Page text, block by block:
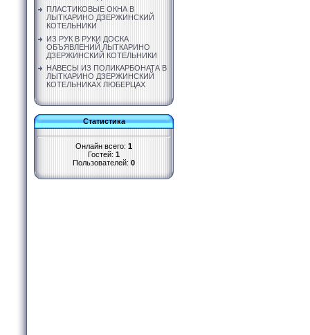
ПЛАСТИКОВЫЕ ОКНА В
ЛЫТКАРИНО ДЗЕРЖИНСКИЙ
КОТЕЛЬНИКИ
ИЗ РУК В РУКИ ДОСКА
ОБЪЯВЛЕНИЙ ЛЫТКАРИНО
ДЗЕРЖИНСКИЙ КОТЕЛЬНИКИ
НАВЕСЫ ИЗ ПОЛИКАРБОНАТА В
ЛЫТКАРИНО ДЗЕРЖИНСКИЙ
КОТЕЛЬНИКАХ ЛЮБЕРЦАХ
Статистика
Онлайн всего: 1
Гостей: 1
Пользователей: 0